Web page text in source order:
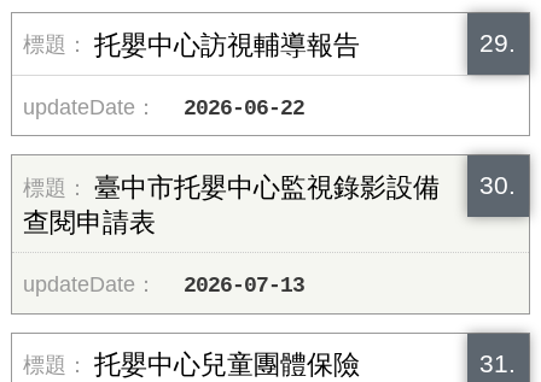
29.
托嬰中心訪視輔導報告
2026-06-22
30.
臺中市托嬰中心監視錄影設備
查閱申請表
2026-07-13
31.
托嬰中心兒童團體保險